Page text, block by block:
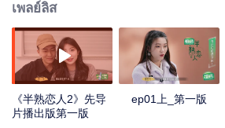
เพลย์ลิส
《半熟恋人2》先导
片播出版第一版
ep01上_第一版